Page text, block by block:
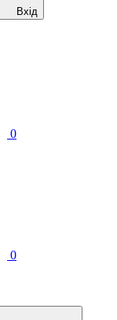
Вхід
0
0